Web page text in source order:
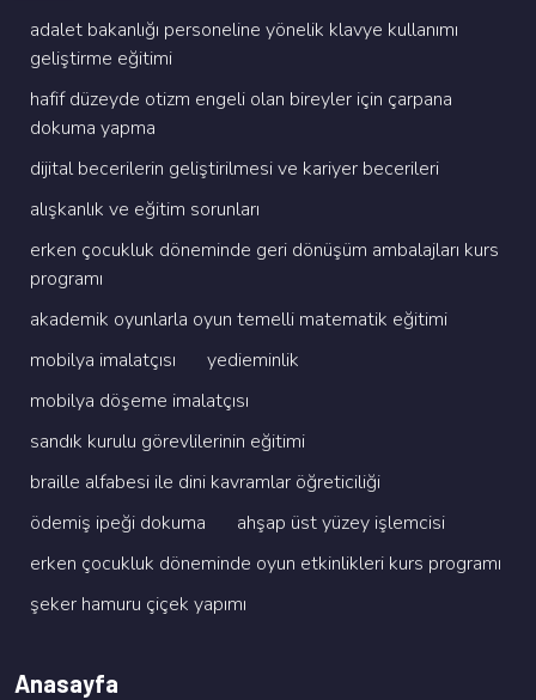
adalet bakanliği personeli̇ne yöneli̇k klavye kullanimi
geli̇şti̇rme eği̇ti̇mi̇
hafi̇f düzeyde oti̇zm engeli̇ olan bi̇reyler i̇çi̇n çarpana
dokuma yapma
di̇ji̇tal beceri̇leri̇n geli̇şti̇ri̇lmesi̇ ve kari̇yer beceri̇leri̇
alişkanlik ve eği̇ti̇m sorunlari
erken çocukluk dönemi̇nde geri̇ dönüşüm ambalajlari kurs
programi
akademi̇k oyunlarla oyun temelli̇ matemati̇k eği̇ti̇mi̇
mobi̇lya i̇malatçisi
yedi̇emi̇nli̇k
mobi̇lya döşeme i̇malatçisi
sandik kurulu görevli̇leri̇ni̇n eği̇ti̇mi̇
brai̇lle alfabesi̇ i̇le di̇ni̇ kavramlar öğreti̇ci̇li̇ği̇
ödemi̇ş i̇peği̇ dokuma
ahşap üst yüzey i̇şlemci̇si̇
erken çocukluk dönemi̇nde oyun etki̇nli̇kleri̇ kurs programi
şeker hamuru çi̇çek yapimi
Anasayfa